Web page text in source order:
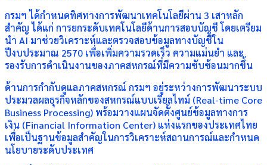
กรมฯ ได้กำหนดทิศทางการพัฒนาเทคโนโลยีผ่าน 3 เสาหลัก
สำคัญ ได้แก่ การยกระดับเทคโนโลยีด้านการสอบบัญชี โดยเตรียม
นำ AI มาช่วยวิเคราะห์และตรวจสอบข้อมูลทางบัญชีใน
ปีงบประมาณ 2570 เพื่อเพิ่มความรวดเร็ว ความแม่นยำ และ
รองรับการดำเนินงานของภาคสหกรณ์ที่มีความซับซ้อนมากขึ้น
ด้านการกำกับดูแลภาคสหกรณ์ กรมฯ อยู่ระหว่างการพัฒนาระบบ
ประมวลผลธุรกิจหลักของสหกรณ์แบบเรียลไทม์ (Real-time Core
Business Processing) พร้อมวางแผนจัดตั้งศูนย์ข้อมูลทางการ
เงิน (Financial Information Center) แห่งแรกของประเทศไทย
เพื่อเป็นฐานข้อมูลสำคัญในการวิเคราะห์สถานการณ์และกำหนด
นโยบายระดับประเทศ